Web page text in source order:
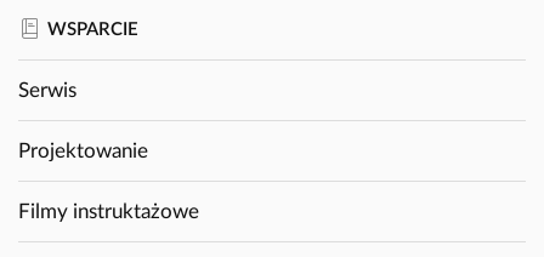
WSPARCIE
Serwis
Projektowanie
Filmy instruktażowe